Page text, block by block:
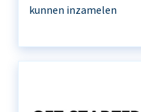
kunnen inzamelen